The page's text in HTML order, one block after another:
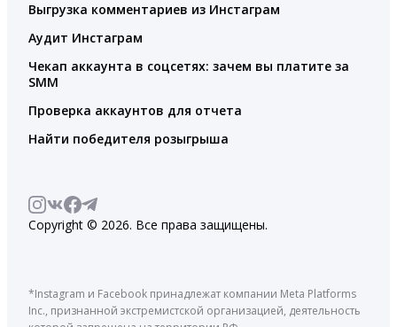
Выгрузка комментариев из Инстаграм
Аудит Инстаграм
Чекап аккаунта в соцсетях: зачем вы платите за
SMM
Проверка аккаунтов для отчета
Найти победителя розыгрыша
Copyright © 2026. Все права защищены.
*Instagram и Facebook принадлежат компании Meta Platforms
Inc., признанной экстремистской организацией, деятельность